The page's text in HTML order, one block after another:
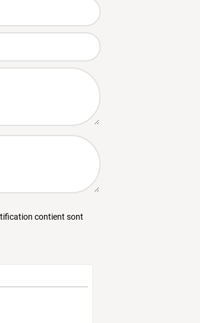
contient sont